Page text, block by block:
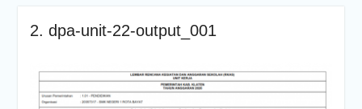
2. dpa-unit-22-output_001